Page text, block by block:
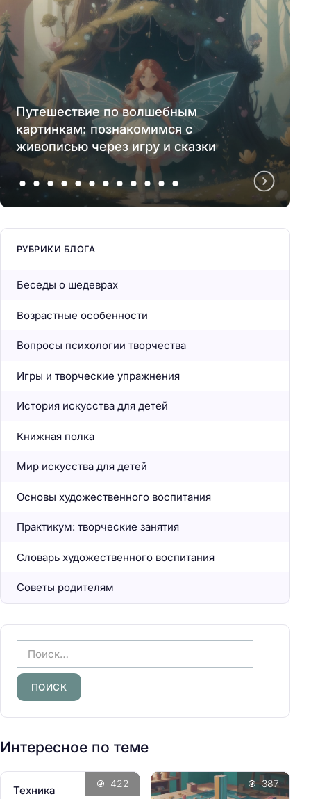
Путешествие по волшебным
картинкам: познакомимся с
живописью через игру и сказки
РУБРИКИ БЛОГА
Беседы о шедеврах
Возрастные особенности
Вопросы психологии творчества
Игры и творческие упражнения
История искусства для детей
Книжная полка
Мир искусства для детей
Основы художественного воспитания
Практикум: творческие занятия
Словарь художественного воспитания
Советы родителям
а
й
т
и
Интересное по теме
Техника
422 387